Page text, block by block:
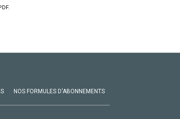
NOS FORMULES D'ABONNEMENTS